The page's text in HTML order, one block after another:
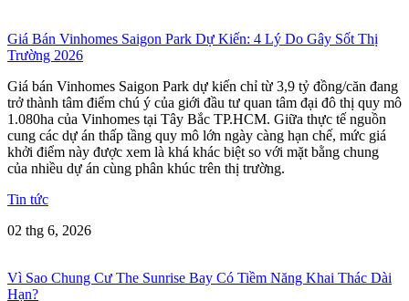
Giá Bán Vinhomes Saigon Park Dự Kiến: 4 Lý Do Gây Sốt Thị
Trường 2026
Giá bán Vinhomes Saigon Park dự kiến chỉ từ 3,9 tỷ đồng/căn đang
trở thành tâm điểm chú ý của giới đầu tư quan tâm đại đô thị quy mô
1.080ha của Vinhomes tại Tây Bắc TP.HCM. Giữa thực tế nguồn
cung các dự án thấp tầng quy mô lớn ngày càng hạn chế, mức giá
khởi điểm này được xem là khá khác biệt so với mặt bằng chung
của nhiều dự án cùng phân khúc trên thị trường.
Tin tức
02 thg 6, 2026
Vì Sao Chung Cư The Sunrise Bay Có Tiềm Năng Khai Thác Dài
Hạn?